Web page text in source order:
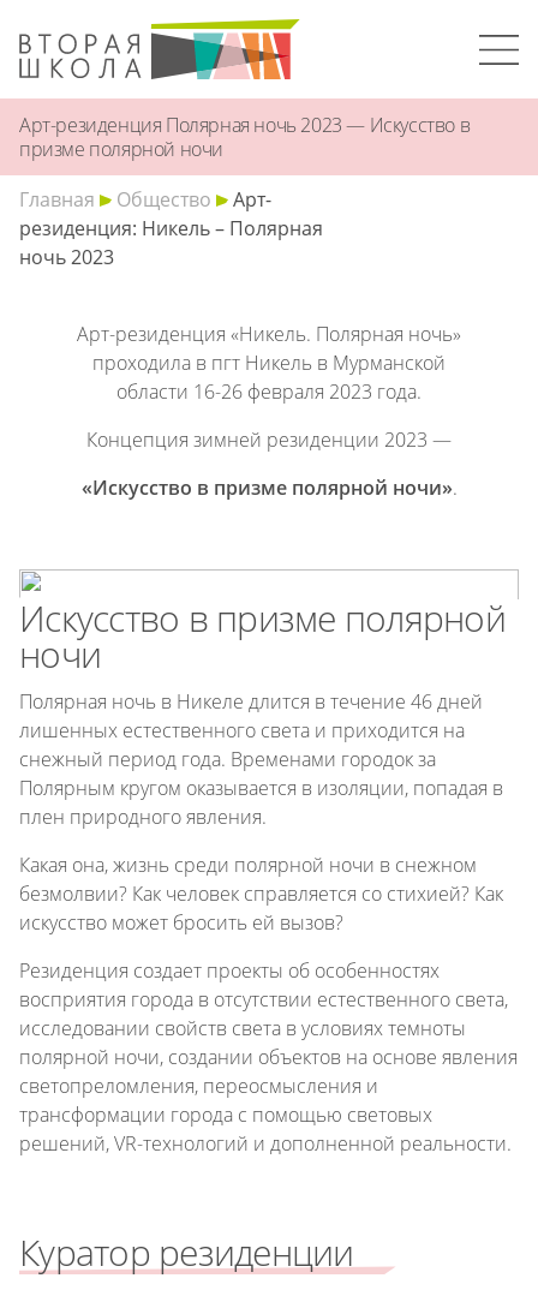
Арт-резиденция Полярная ночь 2023 — Искусство в
призме полярной ночи
Главная
Общество
Арт-
резиденция: Никель – Полярная
ночь 2023
Арт-резиденция «Никель. Полярная ночь»
проходила в пгт Никель в Мурманской
области 16-26 февраля 2023 года.
Концепция зимней резиденции 2023 —
«Искусство в призме полярной ночи».
Искусство в призме полярной
ночи
Полярная ночь в Никеле длится в течение 46 дней
лишенных естественного света и приходится на
снежный период года. Временами городок за
Полярным кругом оказывается в изоляции, попадая в
плен природного явления.
Какая она, жизнь среди полярной ночи в снежном
безмолвии? Как человек справляется со стихией? Как
искусство может бросить ей вызов?
Резиденция создает проекты об особенностях
восприятия города в отсутствии естественного света,
исследовании свойств света в условиях темноты
полярной ночи, создании объектов на основе явления
светопреломления, переосмысления и
трансформации города с помощью световых
решений, VR-технологий и дополненной реальности.
Куратор резиденции